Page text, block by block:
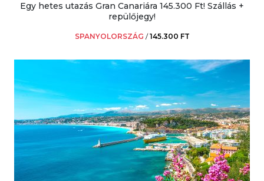
Egy hetes utazás Gran Canariára 145.300 Ft! Szállás +
repülőjegy!
SPANYOLORSZÁG /145.300 FT